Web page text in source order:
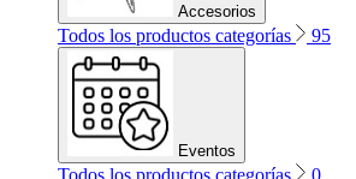
Accesorios
Todos los productos categorías 95
Eventos
Todos los productos categorías
0